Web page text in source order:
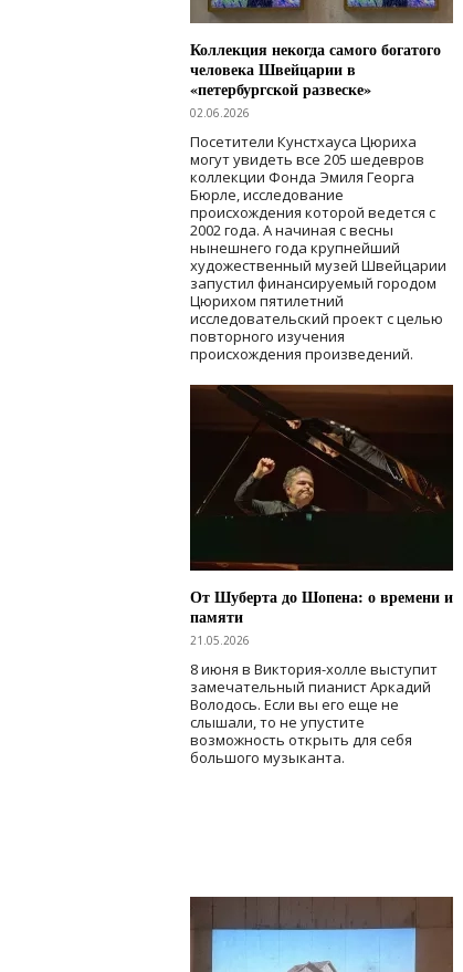
Коллекция некогда самого богатого
человека Швейцарии в
«петербургской развеске»
02.06.2026
Посетители Кунстхауса Цюриха
могут увидеть все 205 шедевров
коллекции Фонда Эмиля Георга
Бюрле, исследование
происхождения которой ведется с
2002 года. А начиная с весны
нынешнего года крупнейший
художественный музей Швейцарии
запустил финансируемый городом
Цюрихом пятилетний
исследовательский проект с целью
повторного изучения
происхождения произведений.
От Шуберта до Шопена: о времени и
памяти
21.05.2026
8 июня в Виктория-холле выступит
замечательный пианист Аркадий
Володось. Если вы его еще не
слышали, то не упустите
возможность открыть для себя
большого музыканта.